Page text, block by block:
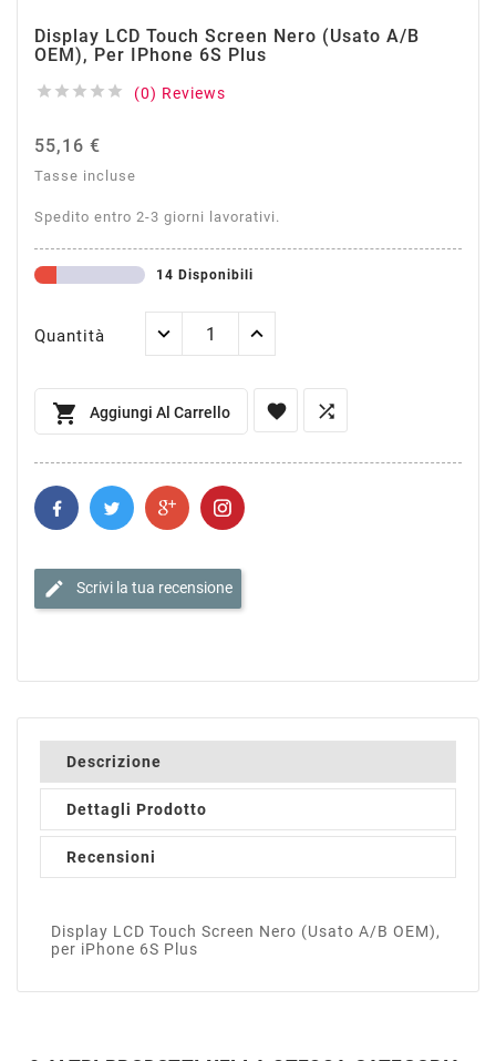
Display LCD Touch Screen Nero (Usato A/B
OEM), Per IPhone 6S Plus
     (0) Reviews
55,16 €
Tasse incluse
Spedito entro 2-3 giorni lavorativi.
14 Disponibili
Quantità
 Aggiungi Al Carrello  
edit Scrivi la tua recensione
Descrizione
Dettagli Prodotto
Recensioni
Display LCD Touch Screen Nero (Usato A/B OEM),
per iPhone 6S Plus